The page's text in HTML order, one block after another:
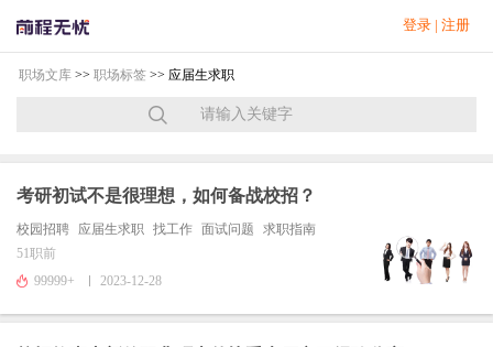
登录 | 注册
职场文库 >> 职场标签 >> 应届生求职
考研初试不是很理想，如何备战校招？
校园招聘 应届生求职 找工作 面试问题
求职指南
51职前
99999+
2023-12-28